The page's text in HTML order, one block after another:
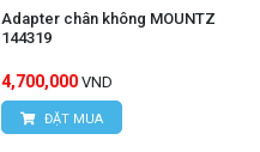
Adapter chân không MOUNTZ
144319
4,700,000 VND
ĐẶT MUA